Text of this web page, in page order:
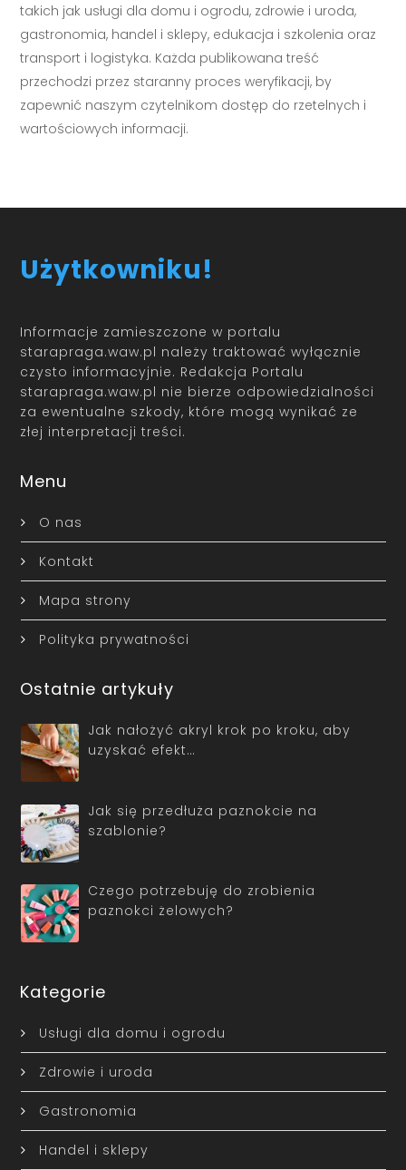
takich jak usługi dla domu i ogrodu, zdrowie i uroda,
gastronomia, handel i sklepy, edukacja i szkolenia oraz
transport i logistyka. Każda publikowana treść
przechodzi przez staranny proces weryfikacji, by
zapewnić naszym czytelnikom dostęp do rzetelnych i
wartościowych informacji.
Użytkowniku!
Informacje zamieszczone w portalu
starapraga.waw.pl należy traktować wyłącznie
czysto informacyjnie. Redakcja Portalu
starapraga.waw.pl nie bierze odpowiedzialności
za ewentualne szkody, które mogą wynikać ze
złej interpretacji treści.
Menu
O nas
Kontakt
Mapa strony
Polityka prywatności
Ostatnie artykuły
Jak nałożyć akryl krok po kroku, aby
uzyskać efekt…
Jak się przedłuża paznokcie na
szablonie?
Czego potrzebuję do zrobienia
paznokci żelowych?
Kategorie
Usługi dla domu i ogrodu
Zdrowie i uroda
Gastronomia
Handel i sklepy